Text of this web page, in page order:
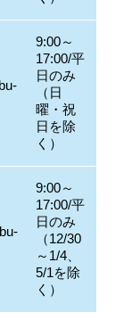
9:00～
17:00/平
日のみ
（日
曜・祝
日を除
く）
9:00～
17:00/平
日のみ
（12/30
～1/4、
5/1を除
く）